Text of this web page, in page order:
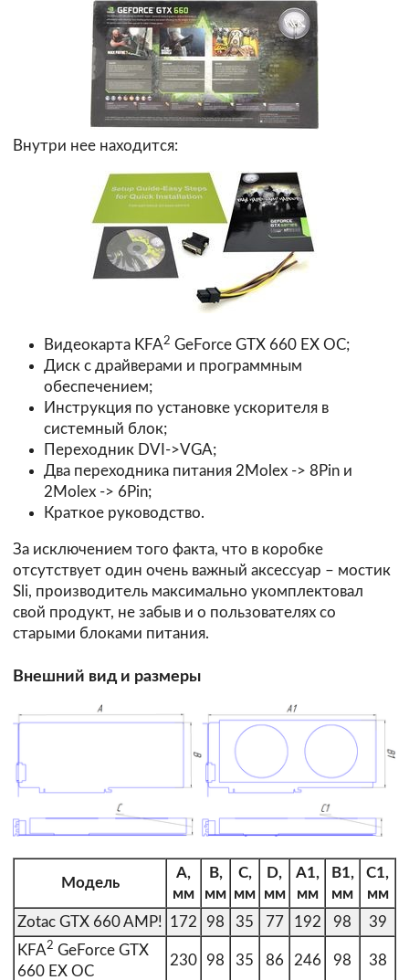
Внутри нее находится:
Видеокарта KFA2 GeForce GTX 660 EX OC;
Диск с драйверами и программным
обеспечением;
Инструкция по установке ускорителя в
системный блок;
Переходник DVI->VGA;
Два переходника питания 2Molex -> 8Pin и
2Molex -> 6Pin;
Краткое руководство.
За исключением того факта, что в коробке
отсутствует один очень важный аксессуар – мостик
Sli, производитель максимально укомплектовал
свой продукт, не забыв и о пользователях со
старыми блоками питания.
Внешний вид и размеры
Модель
A,
мм
B,
мм
C,
мм
D,
мм
A1,
мм
B1,
мм
C1,
мм
Zotac GTX 660 AMP! 172 98 35 77 192 98
39
KFA2 GeForce GTX
660 EX OC
230 98 35 86 246 98 38